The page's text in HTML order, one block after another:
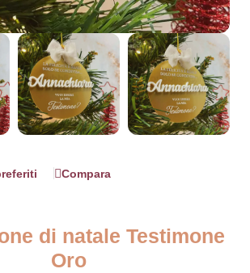
Compara
di natale Testimone
Oro